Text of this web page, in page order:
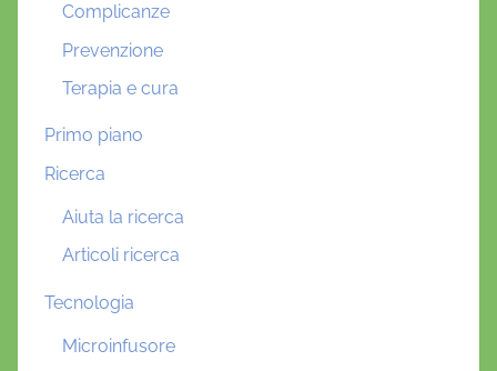
Complicanze
Prevenzione
Terapia e cura
Primo piano
Ricerca
Aiuta la ricerca
Articoli ricerca
Tecnologia
Microinfusore